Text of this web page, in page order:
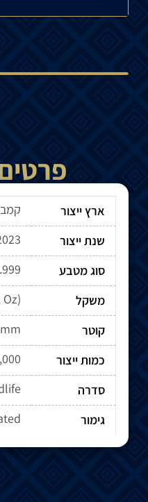
ארץ ייצור
שנת ייצור
סוג מטבע
משקל
Oz)
קוטר
כמות ייצור
סדרה
גימור